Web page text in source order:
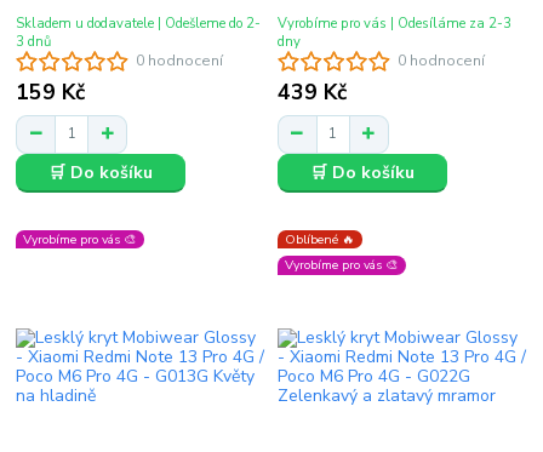
0 hodnocení
159 Kč
Skladem u dodavatele | Odešleme do 2-
3 dnů
🛒 Do košíku
0 hodnocení
439 Kč
Vyrobíme pro vás | Odesíláme za 2-3
dny
🛒 Do košíku
Vyrobíme pro vás 🎨
Oblíbené 🔥
Vyrobíme pro vás 🎨